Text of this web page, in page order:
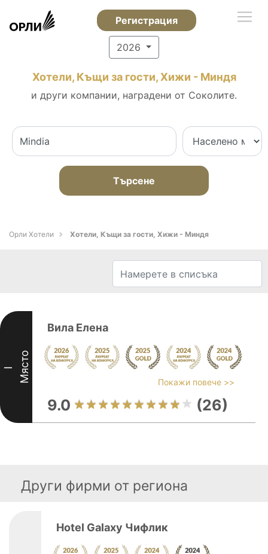
Регистрация
2026
Хотели, Къщи за гости, Хижи - Миндя
и други компании, наградени от Соколите.
Търсене
Орли Хотели Хотели, Къщи за гости, Хижи - Миндя
I Място
Вила Елена
Покажи повече >>
9.0 (26)
Други фирми от региона
Hotel Galaxy Чифлик